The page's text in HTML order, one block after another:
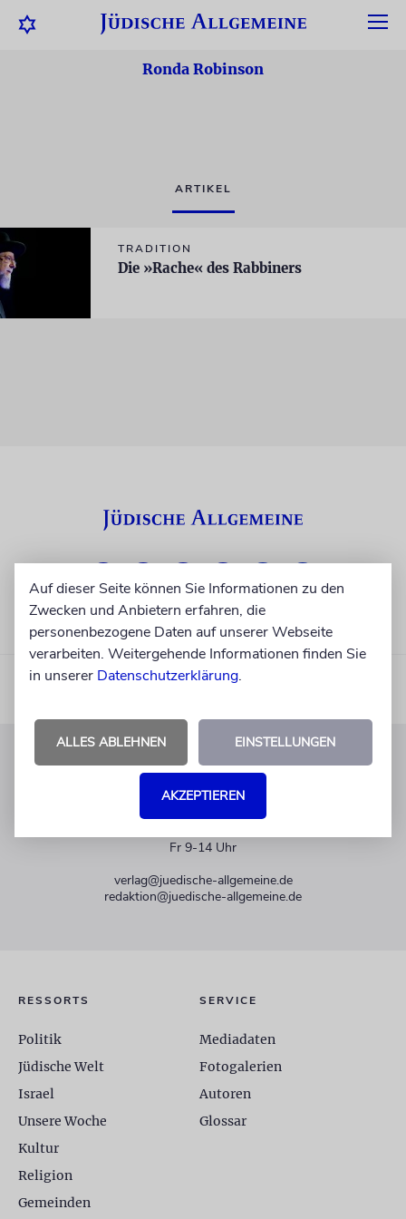
Ronda Robinson
ARTIKEL
TRADITION
Die »Rache« des Rabbiners
KUNDENSERVICE
Fr 9-14 Uhr
verlag@juedische-allgemeine.de
redaktion@juedische-allgemeine.de
RESSORTS
Politik
Jüdische Welt
Israel
Unsere Woche
Kultur
Religion
Gemeinden
SERVICE
Mediadaten
Fotogalerien
Autoren
Glossar
Auf dieser Seite können Sie Informationen zu den
Zwecken und Anbietern erfahren, die
personenbezogene Daten auf unserer Webseite
verarbeiten. Weitergehende Informationen finden Sie
in unserer Datenschutzerklärung.
ALLES ABLEHNEN EINSTELLUNGEN
AKZEPTIEREN